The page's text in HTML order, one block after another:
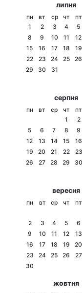
Інтерв'ю
Архів
Тема оформлення
липня
пн вт ср чт пт
1
2 3 4 5
8
9 10 11 12
15
16 17 18 19
22
23 24 25 26
29
30 31
серпня
пн вт ср чт пт
1
2
5
6 7 8 9
12
13 14 15 16
19
20 21 22 23
26
27 28 29 30
вересня
пн вт ср чт пт
2
3 4 5 6
9
10 11 12 13
16
17 18 19 20
23
24 25 26 27
30
жовтня